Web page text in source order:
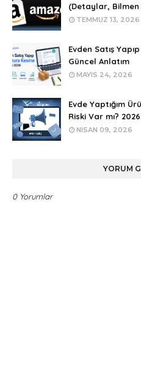
(Detaylar,
TEMMUZ 13, 2026
Evden Satış
Güncel Anlatım
MAYIS 24, 2026
Evde Yaptığım
Riski Var mı? 2026
NISAN 09, 2026
YORUM
0 Yorumlar